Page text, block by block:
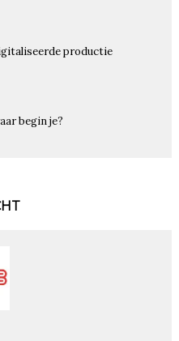
productie
begin je?